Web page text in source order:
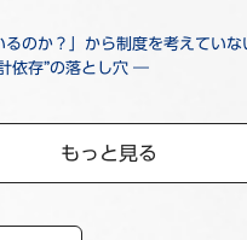
るのか？」から制度を考えてい
依存”の落とし穴 ―
もっと見る